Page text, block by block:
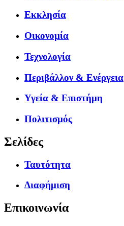
Εκκλησία
Οικονομία
Τεχνολογία
Περιβάλλον & Ενέργεια
Υγεία & Επιστήμη
Πολιτισμός
Σελίδες
Ταυτότητα
Διαφήμιση
Επικοινωνία